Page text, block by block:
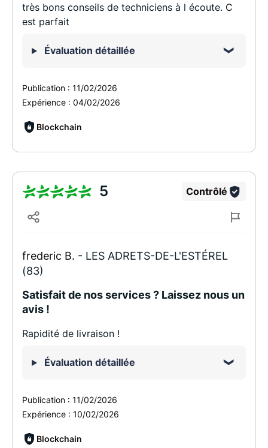
très bons conseils de techniciens à l écoute. C
est parfait
Évaluation détaillée
Publication : 11/02/2026
Expérience : 04/02/2026
Blockchain
5 Contrôlé
frederic B. - LES ADRETS-DE-L'ESTÉREL
(83)
Satisfait de nos services ? Laissez nous un
avis !
Rapidité de livraison !
Évaluation détaillée
Publication : 11/02/2026
Expérience : 10/02/2026
Blockchain